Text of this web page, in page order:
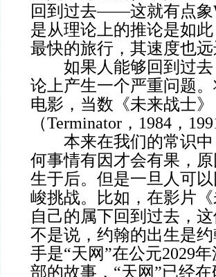
回到过去——这就有点象
是从理论上的推论是如
最快的旅行，其速度也
如果人能够回到过去
论上产生一个严重问题
电影，当数《未来战士
（Terminator，1984，
本来在我们的常识中
何事情有因才会有果，
生于后。但是一旦人可
峻挑战。比如，在影片
自己的属下回到过去，
不是说，约翰的出生是
手是“天网”在公元2029
部的故事，“天网”已经